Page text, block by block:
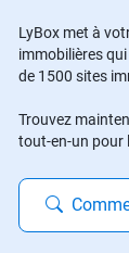
LyBox met à
immobilières
de 1500 sites
Trouvez
tout-en-un pour